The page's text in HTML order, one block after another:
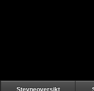
Stevneoversikt